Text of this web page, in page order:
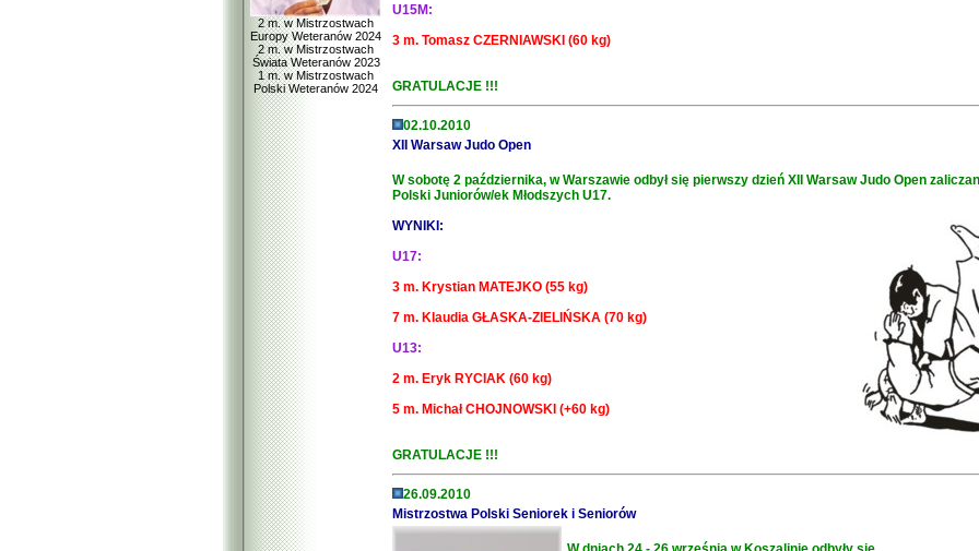
2 m. w Mistrzostwach
Europy Weteranów 2024
2 m. w Mistrzostwach
Świata Weteranów 2023
1 m. w Mistrzostwach
Polski Weteranów 2024
U15M:
3 m. Tomasz CZERNIAWSKI (60 kg)
GRATULACJE !!!
02.10.2010
XII Warsaw Judo Open
W sobotę 2 października, w Warszawie odbył się pierwszy dzień XII Warsaw Judo Open
Polski Juniorów/ek Młodszych U17.
WYNIKI:
U17:
3 m. Krystian MATEJKO (55 kg)
7 m. Klaudia GŁASKA-ZIELIŃSKA (70 kg)
U13:
2 m. Eryk RYCIAK (60 kg)
5 m. Michał CHOJNOWSKI (+60 kg)
GRATULACJE !!!
26.09.2010
Mistrzostwa Polski Seniorek i Seniorów